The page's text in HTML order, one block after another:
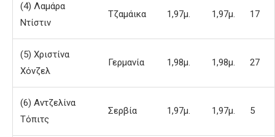
(4) Λαμάρα
Ντίστιν
Τζαμάικα 1,97μ. 1,97μ. 17
(5) Χριστίνα
Χόνζελ
Γερμανία 1,98μ. 1,98μ. 27
(6) Αντζελίνα
Τόπιτς
Σερβία 1,97μ. 1,97μ. 5